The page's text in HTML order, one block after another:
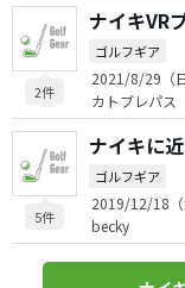
2件
ナイキVR
ゴルフギア
2021/8/29（
カトブレパス
5件
ナイキに
ゴルフギア
2019/12/18
becky